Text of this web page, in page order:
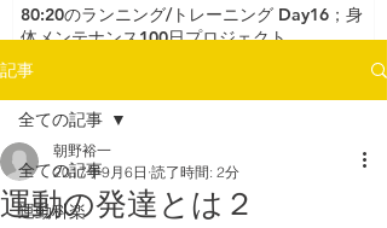
80:20のランニング/トレーニング Day16；身
体メンテナンス100日プロジェクト
記事
全ての記事
運動科楽
全ての記事
運動の発達とは２
朝野裕一
2017年9月6日 読了時間: 2分